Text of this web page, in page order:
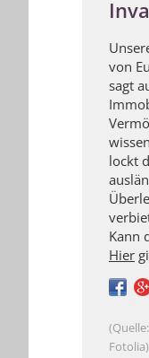
von
sagt
lockt
Kann
Hier
Fotolia)